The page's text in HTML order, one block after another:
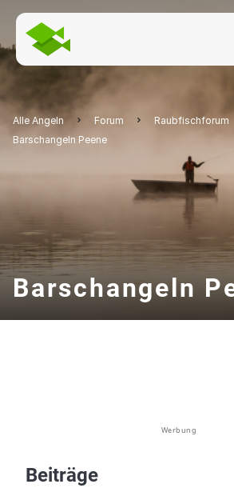
Alle Angeln Forum
Raubfischforum
Barschangeln Peene
Barschangeln
Werbung
Beiträge